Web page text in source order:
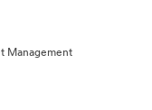
Management